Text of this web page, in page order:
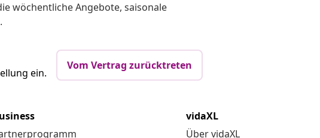
wöchentliche Angebote, saisonale
ein.
Vom Vertrag zurücktreten
vidaXL
Über vidaXL